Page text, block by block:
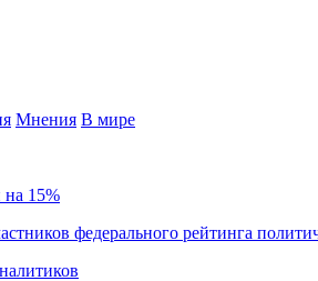
Мнения В мире
на 15%
федерального рейтинга